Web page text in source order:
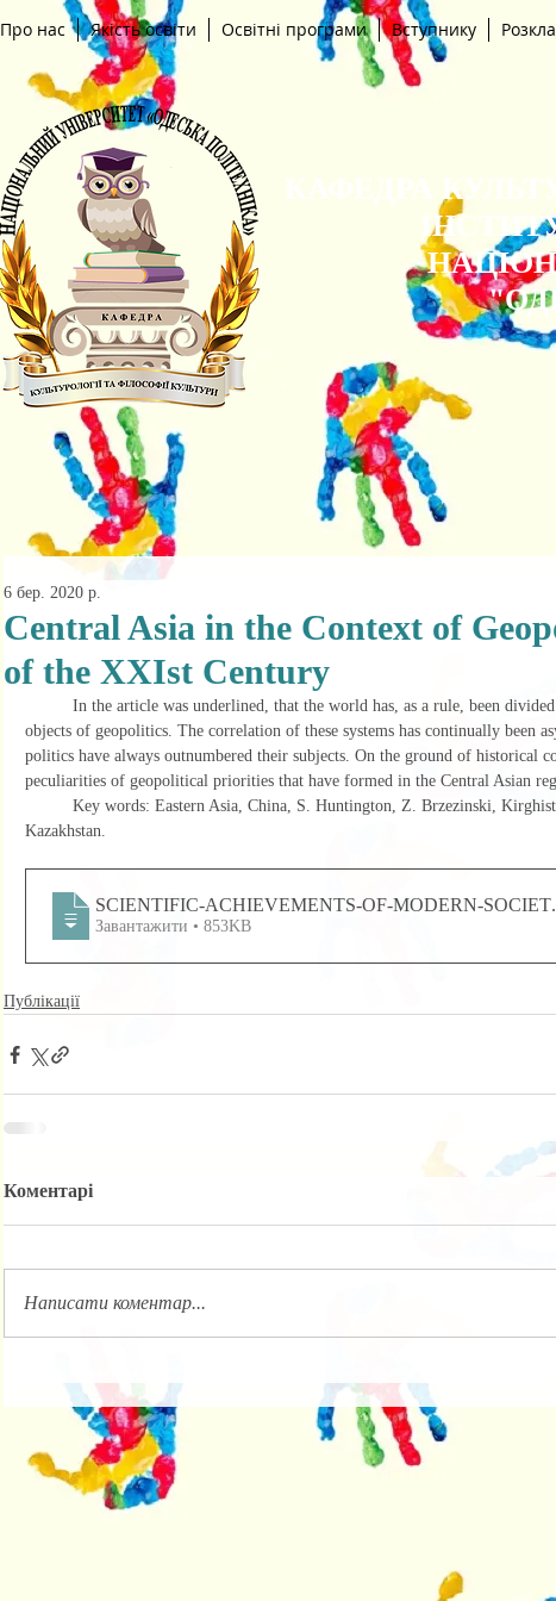
Про нас Якість освіти Освітні програми Вступнику
КАФЕДРА
Central Asia in the Context of
of the XXIst Century
6 бер. 2020 р.
objects of geopolitics. The correlation of these systems has continually been
politics have always outnumbered their subjects. On the ground of historical
peculiarities of geopolitical priorities that have formed in the Central Asian
Kazakhstan.
SCIENTIFIC-ACHIEVEMENTS-OF-MODERN-SOCIET.
Завантажити • 853KB
Публікації
Коментарі
Написати коментар...